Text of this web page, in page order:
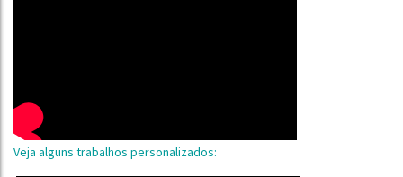
Veja alguns trabalhos personalizados: